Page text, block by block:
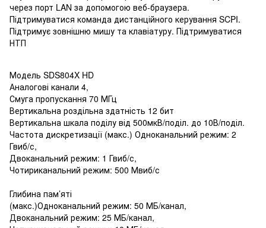
через порт LAN за допомогою веб-браузера.
Підтримуватися команда дистанційного керування SCPI.
Підтримує зовнішню мишу та клавіатуру. Підтримуватися
НТП
Модель SDS804X HD
Аналогові канали 4,
Смуга пропускання 70 МГц
Вертикальна роздільна здатність 12 бит
Вертикальна шкала поділу від 500мкВ/поділ. до 10В/поділ.
Частота дискретизації (макс.) Одноканальний режим: 2
Гвиб/с,
Двоканальний режим: 1 Гвиб/с,
Чотириканальний режим: 500 Мвиб/с
Глибина пам’яті
(макс.)Одноканальний режим: 50 МБ/канал,
Двоканальний режим: 25 МБ/канал,